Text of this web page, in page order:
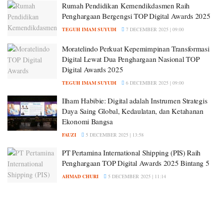
Rumah Pendidikan Kemendikdasmen Raih
Penghargaan Bergengsi TOP Digital Awards 2025
TEGUH IMAM SUYUDI 7 DECEMBER 2025 | 09:00
Moratelindo Perkuat Kepemimpinan Transformasi
Digital Lewat Dua Penghargaan Nasional TOP
Digital Awards 2025
TEGUH IMAM SUYUDI 6 DECEMBER 2025 | 09:00
Ilham Habibie: Digital adalah Instrumen Strategis
Daya Saing Global, Kedaulatan, dan Ketahanan
Ekonomi Bangsa
FAUZI 5 DECEMBER 2025 | 13:58
PT Pertamina International Shipping (PIS) Raih
Penghargaan TOP Digital Awards 2025 Bintang 5
AHMAD CHURI 5 DECEMBER 2025 | 11:14